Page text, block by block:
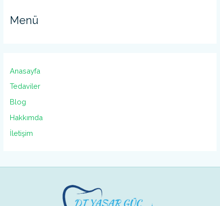
Menü
Anasayfa
Tedaviler
Blog
Hakkımda
İletişim